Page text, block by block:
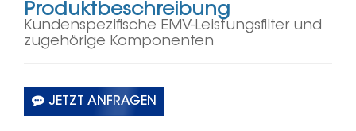
Produktbeschreibung
Kundenspezifische EMV-Leistungsfilter und
zugehörige Komponenten
JETZT ANFRAGEN